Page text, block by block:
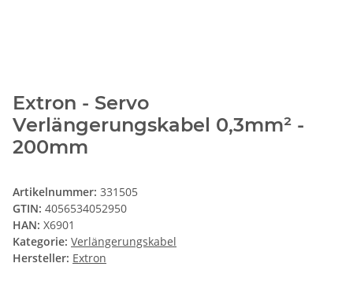
Extron - Servo
Verlängerungskabel 0,3mm² -
200mm
Artikelnummer: 331505
GTIN: 4056534052950
HAN: X6901
Kategorie: Verlängerungskabel
Hersteller: Extron